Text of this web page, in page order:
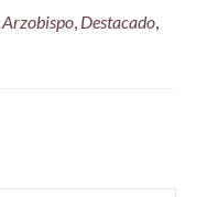
Arzobispo, Destacado,